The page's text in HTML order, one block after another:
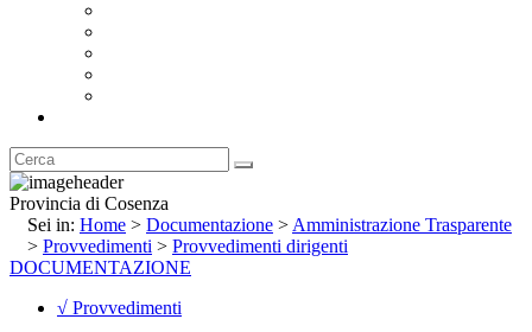
Provincia di Cosenza
Sei in: Home > Documentazione > Amministrazione Trasparente
> Provvedimenti > Provvedimenti dirigenti
DOCUMENTAZIONE
√ Provvedimenti